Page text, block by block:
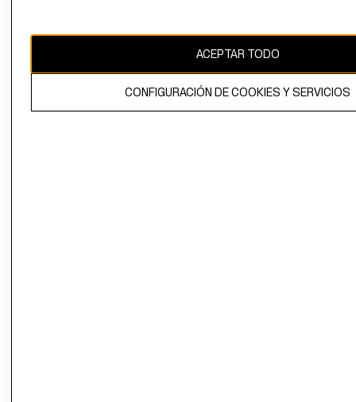
El contenido de esta página web está protegido por copyright y es
ACEPTAR TODO
CONFIGURACIÓN DE COOKIES Y SERVICIOS